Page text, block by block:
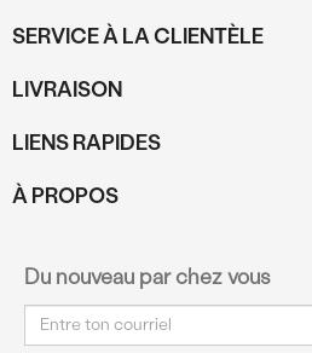
SERVICE À LA CLIENTÈLE
LIVRAISON
LIENS RAPIDES
À PROPOS
Du nouveau par chez vous
Courriel